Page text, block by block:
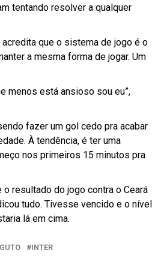
tentando resolver a qualquer
acredita que o sistema de jogo é o
a mesma forma de jogar. Um
menos está ansioso sou eu”,
fazer um gol cedo pra acabar
À tendência, é ter uma
nos primeiros 15 minutos pra
o resultado do jogo contra o Ceará
tudo. Tivesse vencido e o nível
lá em cima.
INTER